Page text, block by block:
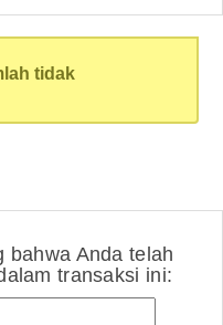
tidak
bahwa Anda telah
transaksi ini: